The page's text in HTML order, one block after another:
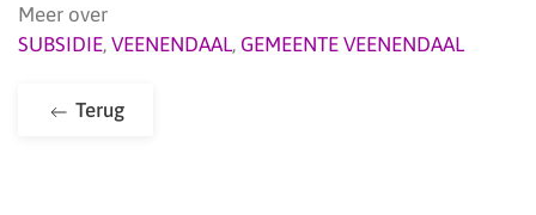
Meer over
SUBSIDIE, VEENENDAAL, GEMEENTE VEENENDAAL
Terug